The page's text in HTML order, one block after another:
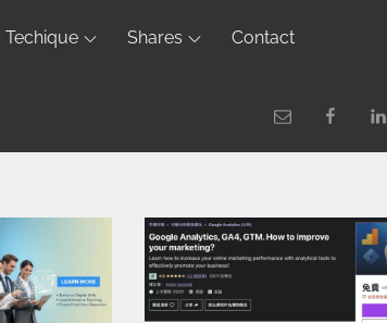
Techique Shares Contact